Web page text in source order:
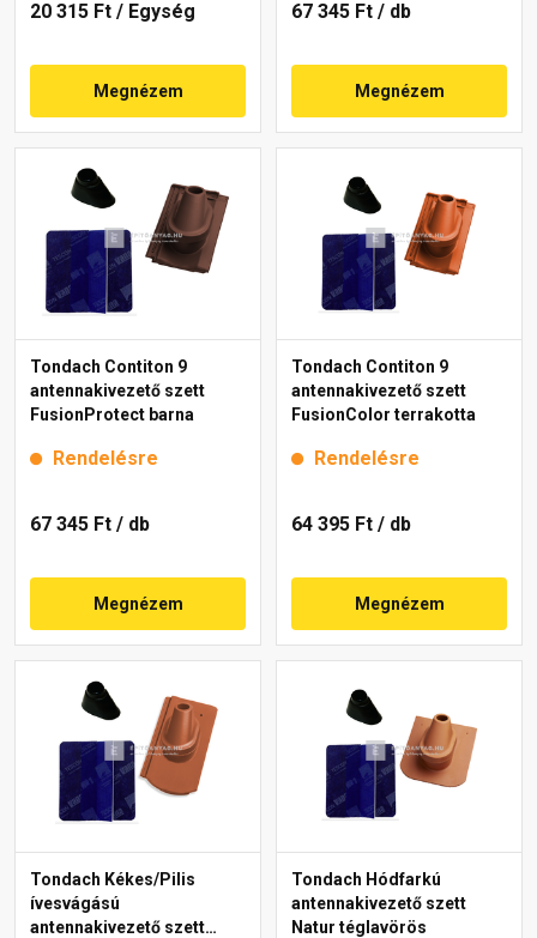
20 315 Ft / Egység
Megnézem
67 345 Ft / db
Megnézem
Tondach Contiton 9
antennakivezető szett
FusionProtect barna
Rendelésre
67 345 Ft / db
Megnézem
Tondach Contiton 9
antennakivezető szett
FusionColor terrakotta
Rendelésre
64 395 Ft / db
Megnézem
Tondach Kékes/Pilis
ívesvágású
antennakivezető szett
Tondach Hódfarkú
antennakivezető szett
Natur téglavörös